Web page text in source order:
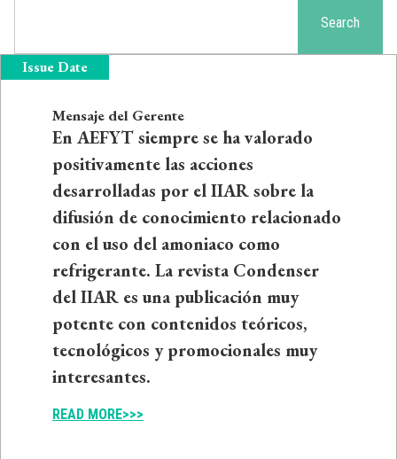
Search
Issue Date
Mensaje del Gerente
En AEFYT siempre se ha valorado
positivamente las acciones
desarrolladas por el IIAR sobre la
difusión de conocimiento relacionado
con el uso del amoniaco como
refrigerante. La revista Condenser
del IIAR es una publicación muy
potente con contenidos teóricos,
tecnológicos y promocionales muy
interesantes.
READ MORE>>>